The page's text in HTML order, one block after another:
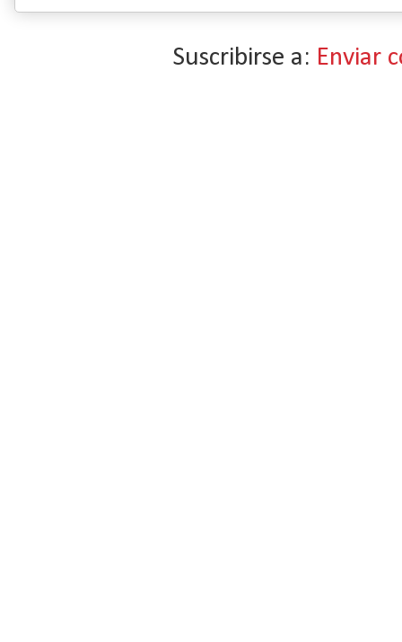
Suscribirse a: Enviar